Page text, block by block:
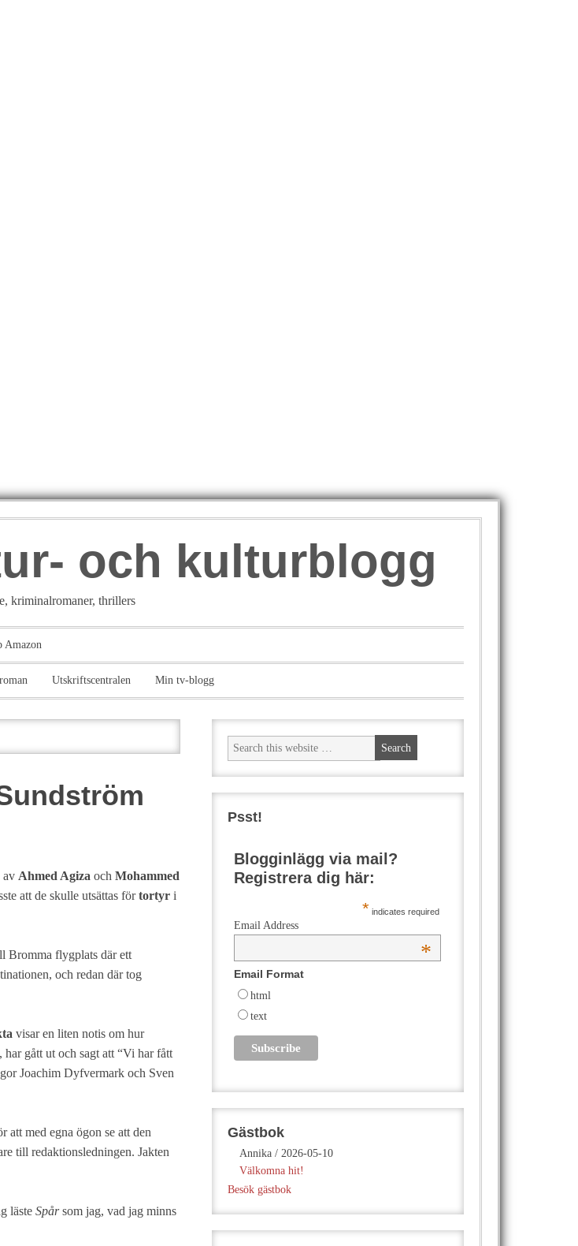
och kulturblogg
kriminalromaner, thrillers
Amazon
Utskriftscentralen Min tv-blogg
av Ahmed Agiza och Mohammed
att de skulle utsättas förtortyr i
Bromma flygplats där ett
och redan där tog
visar en liten notis om hur
gått ut och sagt att “Vi har fått
Joachim Dyfvermark och Sven
att med egna ögon se att den
till redaktionsledningen. Jakten
läste Spårsom jag, vad jag minns
Psst!
Blogginlägg via mail?
Registrera dig här:
* indicates required
Email Address
*
Email Format
html
text
Gästbok
Annika / 2026-05-10
Välkomna hit!
Besök gästbok